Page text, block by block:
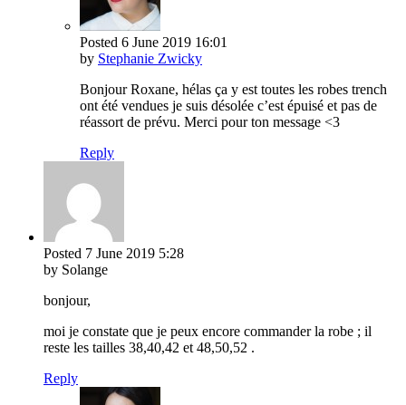
Posted 6 June 2019 16:01
by Stephanie Zwicky
Bonjour Roxane, hélas ça y est toutes les robes trench
ont été vendues je suis désolée c’est épuisé et pas de
réassort de prévu. Merci pour ton message <3
Reply
Posted 7 June 2019 5:28
by Solange
bonjour,
moi je constate que je peux encore commander la robe ; il
reste les tailles 38,40,42 et 48,50,52 .
Reply